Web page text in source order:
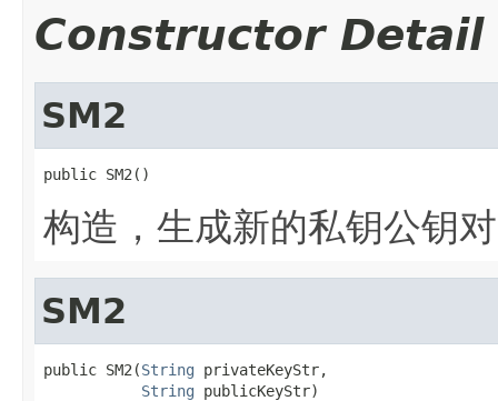
Constructor Detail
SM2
public SM2()
构造，生成新的私钥公钥对
SM2
public SM2(String privateKeyStr,
String publicKeyStr)